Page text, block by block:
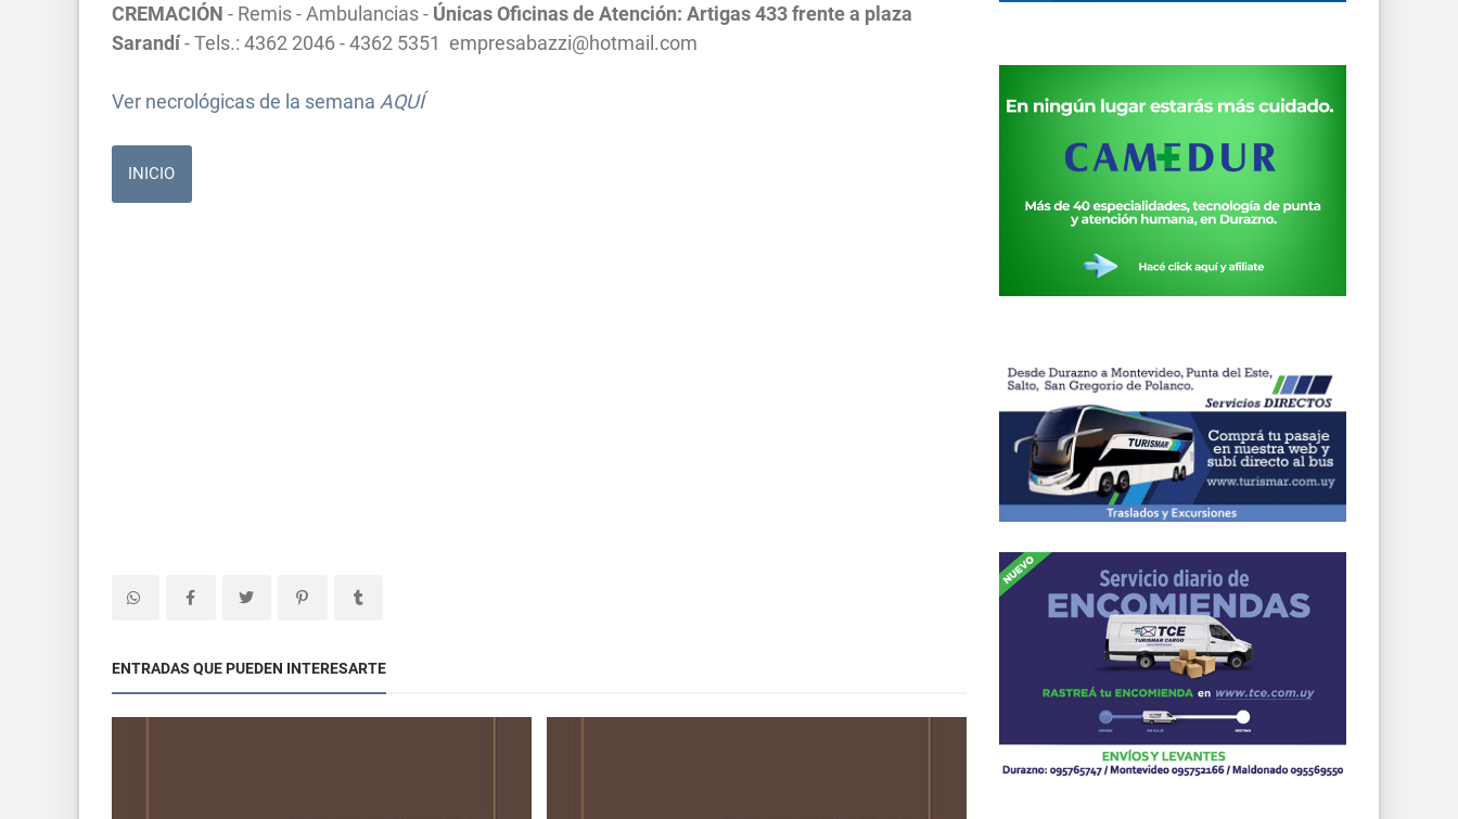
CREMACIÓN - Remis - Ambulancias - Únicas Oficinas de Atención: Artigas 433 frente a plaza
Sarandí- Tels.: 4362 2046 - 4362 5351 empresabazzi@hotmail.com
Ver necrológicas de la semana AQUÍ
INICIO
ENTRADAS QUE PUEDEN INTERESARTE